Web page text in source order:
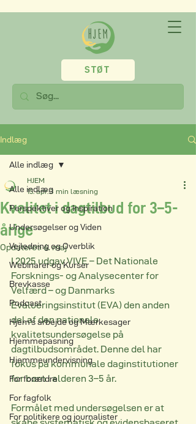
STØT
Indlæg
Alle indlæg
Perspektiver og Inspiration
Undersøgelser og Viden
Vejledning og Overblik
Webinarer og Kurser
Brevkasse
Podcast
Hjem's arbejde og Mærkesager
Hjemmepasning
Hjemmeundervisning
For forældre
For fagfolk
For politikere og journalister
Alle indlæg
Kvalitet i dagtilbud for 3–5-
årige
HJEM
15. apr. 3 min læsning
Opdateret:6. maj
I 2025 udgav VIVE – Det Nationale
Forsknings- og Analysecenter for
Velfærd – og Danmarks
Evalueringsinstitut (EVA) den anden
del af den nationale
kvalitetsundersøgelse på
dagtilbudsområdet. Denne del har
fokus på kommunale daginstitutioner
for børn i alderen 3–5 år.
Formålet med undersøgelsen er at